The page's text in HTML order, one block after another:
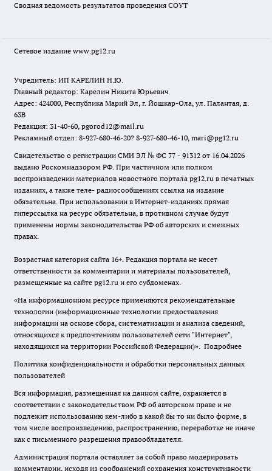
Сводная ведомость результатов проведения СОУТ
Сетевое издание www.pg12.ru
Учредитель: ИП КАРЕЛИН Н.Ю.
Главный редактор: Карелин Никита Юрьевич
Адрес: 424000, Республика Марий Эл, г. Йошкар-Ола, ул. Палантая, д.
63В
Редакция: 31-40-60, pgorod12@mail.ru
Рекламный отдел: 8-927-680-46-20? 8-927-680-46-10, mari@pg12.ru
Свидетельство о регистрации СМИ ЭЛ № ФС 77 - 91312 от 16.04.2026
выдано Роскомнадзором РФ. При частичном или полном
воспроизведении материалов новостного портала pg12.ru в печатных
изданиях, а также теле- радиосообщениях ссылка на издание
обязательна. При использовании в Интернет-изданиях прямая
гиперссылка на ресурс обязательна, в противном случае будут
применены нормы законодательства РФ об авторских и смежных
правах.
Возрастная категория сайта 16+. Редакция портала не несет
ответственности за комментарии и материалы пользователей,
размещенные на сайте pg12.ru и его субдоменах.
«На информационном ресурсе применяются рекомендательные
технологии (информационные технологии предоставления
информации на основе сбора, систематизации и анализа сведений,
относящихся к предпочтениям пользователей сети "Интернет",
находящихся на территории Российской Федерации)». Подробнее
Политика конфиденциальности и обработки персональных данных
пользователей
Вся информация, размещенная на данном сайте, охраняется в
соответствии с законодательством РФ об авторском праве и не
подлежит использованию кем-либо в какой бы то ни было форме, в
том числе воспроизведению, распространению, переработке не иначе
как с письменного разрешения правообладателя.
Администрация портала оставляет за собой право модерировать
комментарии, исходя из соображений сохранения конструктивности